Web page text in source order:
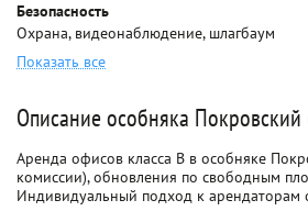
Безопасность
Охрана, видеонаблюдение, шлагбаум
Показать все
Описание особняка Покровский
Аренда офисов класса B в особняке
комиссии), обновления по свободным
Индивидуальный подход к арендаторам